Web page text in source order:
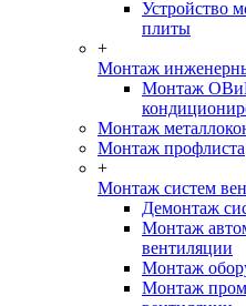
Устройство
плиты
+
Монтаж
Монтаж
Монтаж
Монтаж профлиста
+
Монтаж систем
Демонтаж
Монтаж
вентиляции
Монтаж
Монтаж